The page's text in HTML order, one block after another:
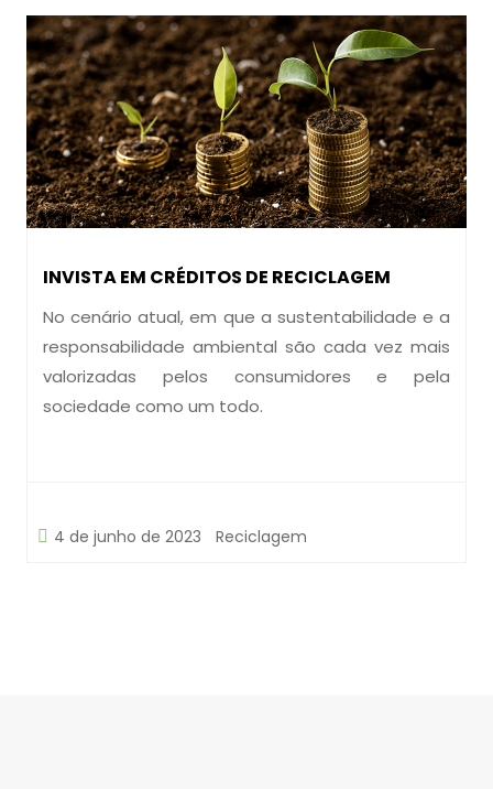
INVISTA EM CRÉDITOS DE RECICLAGEM
No cenário atual, em que a sustentabilidade e a
responsabilidade ambiental são cada vez mais
valorizadas pelos consumidores e pela
sociedade como um todo.
4 de junho de 2023 Reciclagem